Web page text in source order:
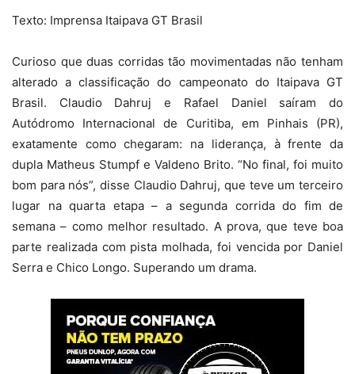
Texto: Imprensa Itaipava GT Brasil
Curioso que duas corridas tão movimentadas não tenham
alterado a classificação do campeonato do Itaipava GT
Brasil. Claudio Dahruj e Rafael Daniel saíram do
Autódromo Internacional de Curitiba, em Pinhais (PR),
exatamente como chegaram: na liderança, à frente da
dupla Matheus Stumpf e Valdeno Brito. “No final, foi muito
bom para nós”, disse Claudio Dahruj, que teve um terceiro
lugar na quarta etapa – a segunda corrida do fim de
semana – como melhor resultado. A prova, que teve boa
parte realizada com pista molhada, foi vencida por Daniel
Serra e Chico Longo. Superando um drama.